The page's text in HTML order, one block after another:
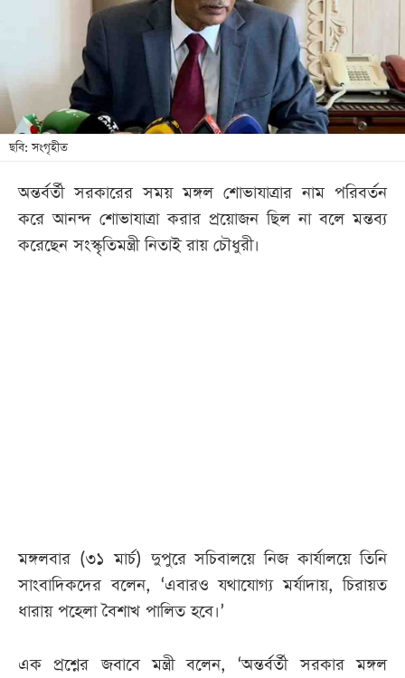
লাইফ
স্টাইল
শিক্ষা
বিভাগ
পেপার
ছবি: সংগৃহীত
অন্তর্বর্তী সরকারের সময় মঙ্গল শোভাযাত্রার নাম পরিবর্তন
করে আনন্দ শোভাযাত্রা করার প্রয়োজন ছিল না বলে মন্তব্য
করেছেন সংস্কৃতিমন্ত্রী নিতাই রায় চৌধুরী।
মঙ্গলবার (৩১ মার্চ) দুপুরে সচিবালয়ে নিজ কার্যালয়ে তিনি
সাংবাদিকদের বলেন, ‘এবারও যথাযোগ্য মর্যাদায়, চিরায়ত
ধারায় পহেলা বৈশাখ পালিত হবে।’
এক প্রশ্নের জবাবে মন্ত্রী বলেন, ‘অন্তর্বর্তী সরকার মঙ্গল